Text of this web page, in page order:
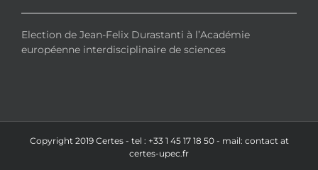
Election de Jean-Felix Durastanti à l’Académie
européenne interdisciplinaire de sciences
Copyright 2019 Certes - tel : +33 1 45 17 18 50 - mail: contact at
certes-upec.fr